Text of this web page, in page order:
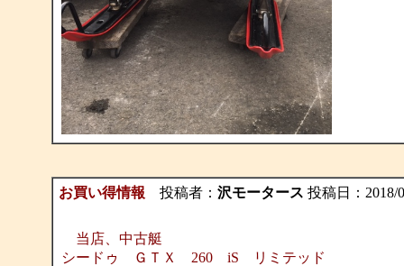
お買い得情報 投稿者： 沢モータース 投稿日：2018/
当店、中古艇
シードゥ ＧＴＸ 260 iS リミテッド